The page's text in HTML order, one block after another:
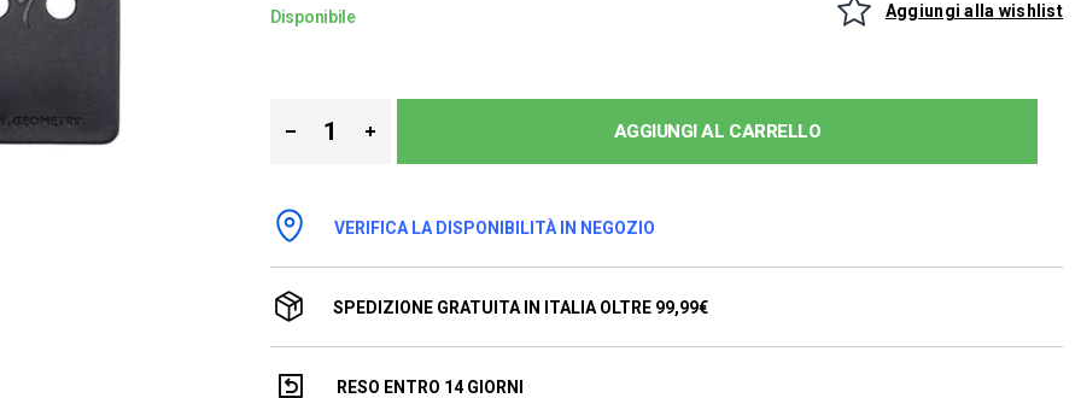
Disponibile Aggiungi alla wishlist
AGGIUNGI AL CARRELLO
VERIFICA LA DISPONIBILITÀ IN NEGOZIO
SPEDIZIONE GRATUITA IN ITALIA OLTRE 99,99€
RESO ENTRO 14 GIORNI